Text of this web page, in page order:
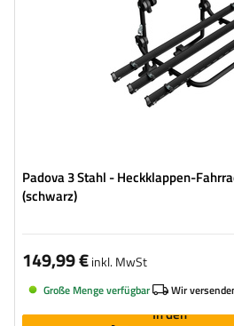
Padova 3 Stahl - Heckklappen-
(schwarz)
149,99 €inkl. MwSt
Große Menge verfügbar Wir
In den